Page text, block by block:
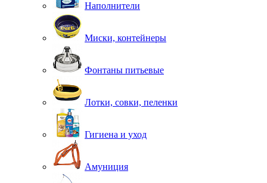
Наполнители
Миски, контейнеры
Фонтаны питьевые
Лотки, совки, пеленки
Гигиена и уход
Амуниция